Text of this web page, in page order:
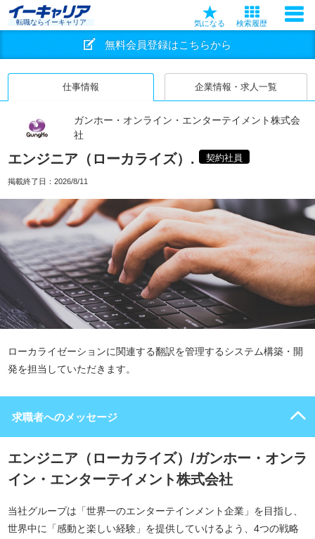
転職ならイーキャリア 気になる 検索履歴
無料会員登録はこちらから
仕事情報 企業情報・求人一覧
ガンホー・オンライン・エンターテイメント株式会
社
エンジニア（ローカライズ）. 契約社員
掲載終了日： 2026/8/11
ローカライゼーションに関連する翻訳を管理するシステム構築・開
発を担当していただきます。
求職者へのメッセージ
エンジニア（ローカライズ）/ガンホー・オンラ
イン・エンターテイメント株式会社
当社グループは「世界一のエンターテインメント企業」を目指し、
世界中に「感動と楽しい経験」を提供していけるよう、4つの戦略